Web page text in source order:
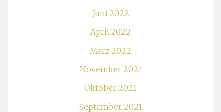
Juni 2022
April 2022
März 2022
November 2021
Oktober 2021
September 2021